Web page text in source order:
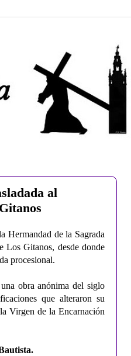
al
Hermandad de la Sagrada
Los Gitanos, desde donde
procesional.
obra anónima del siglo
que alteraron su
Virgen de la Encarnación
.